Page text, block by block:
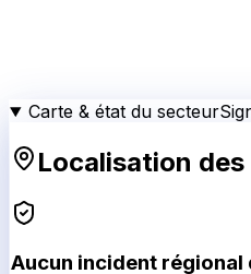
Carte & état du secteur
Localisation
Aucun incident régional